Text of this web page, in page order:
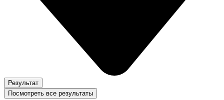
Результат
Посмотреть все результаты